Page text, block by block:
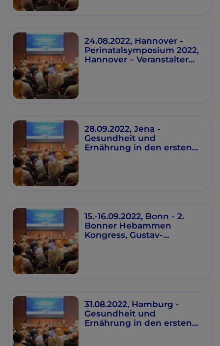
24.08.2022, Hannover -
Perinatalsymposium 2022,
Hannover – Veranstalter
28.09.2022, Jena -
Gesundheit und
Ernährung in den ersten
15.-16.09.2022, Bonn - 2.
Bonner Hebammen
Kongress, Gustav-
31.08.2022, Hamburg -
Gesundheit und
Ernährung in den ersten